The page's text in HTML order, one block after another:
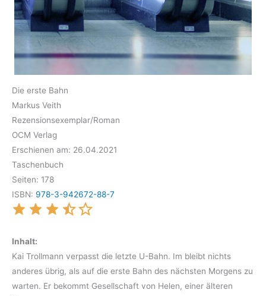
Die erste Bahn
Markus Veith
Rezensionsexemplar/Roman
OCM Verlag
Erschienen am: 26.04.2021
Taschenbuch
Seiten: 178
ISBN: 978-3-942672-88-7
Inhalt:
Kai Trollmann verpasst die letzte U-Bahn. Im bleibt nichts
anderes übrig, als auf die erste Bahn des nächsten Morgens zu
warten. Er bekommt Gesellschaft von Helen, einer älteren